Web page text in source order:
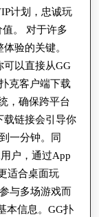
计划，忠诚玩
。 对于许多
验的关键。
可以直接从GG
克客户端下载
，确保跨平台
载链接会引导你
一分钟。同
户，通过App
适合桌面玩
与多场游戏而
本信息。GG扑